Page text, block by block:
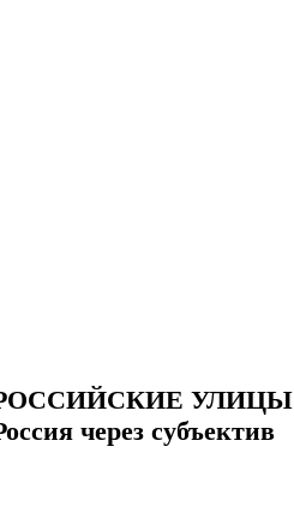
УЛИЦЫ
через субъектив